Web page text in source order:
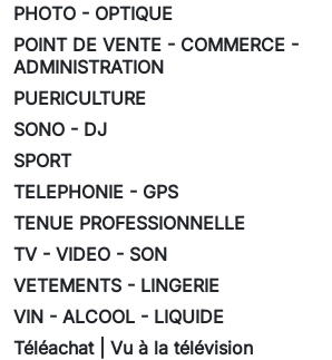
PHOTO - OPTIQUE
POINT DE VENTE - COMMERCE -
ADMINISTRATION
PUERICULTURE
SONO - DJ
SPORT
TELEPHONIE - GPS
TENUE PROFESSIONNELLE
TV - VIDEO - SON
VETEMENTS - LINGERIE
VIN - ALCOOL - LIQUIDE
Téléachat | Vu à la télévision